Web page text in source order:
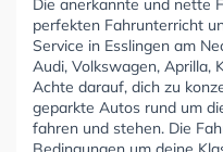
Die anerkannte und nette
perfekten Fahrunterricht
Service in Esslingen am
Audi, Volkswagen, Aprilla,
Achte darauf, dich zu
geparkte Autos rund um
fahren und stehen. Die